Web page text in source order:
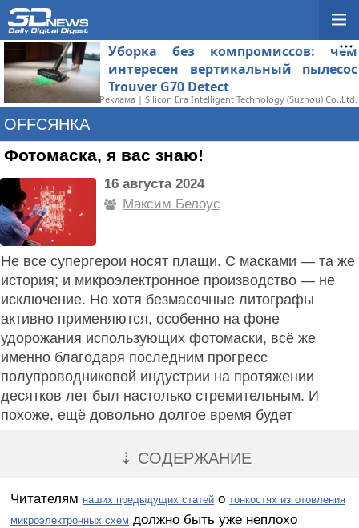
Уборка без компромиссов: чем
интересен вертикальный пылесос
Trouver G70 Detect
Реклама | Silicon Era Intelligent Technology (Suzhou) Co.,Ltd.
OFFСЯНКА
Фотомаска, я вас знаю!
16 августа 2024
Максим Белоус
Не все супергерои носят плащи. С масками — та же
история; и микроэлектронное производство — не
исключение. Но хотя безмасочные литографы
активно применяются, особенно на фоне
удорожания использующих фотомаски, всё же
именно благодаря последним прогресс
полупроводниковой индустрии на протяжении
десятков лет был настолько стремительным. И
похоже, ещё довольно долгое время будет
⇣ СОДЕРЖАНИЕ
Читателям наших предыдущих статейо тонкостях изготовления
микроэлектронных схем должно быть уже неплохо